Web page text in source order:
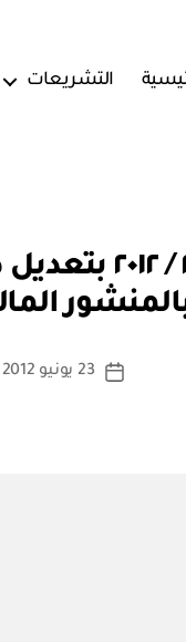
التشريعات
وزارة
المالي
كاتب
س
ة
تاريخ
23 يونيو 2012